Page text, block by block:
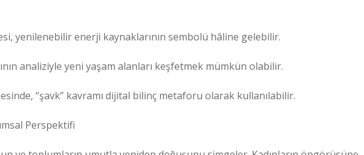
yenilenebilir enerji kaynaklarının sembolü hâline gelebilir.
analiziyle yeni yaşam alanları keşfetmek mümkün olabilir.
“şavk” kavramı dijital bilinç metaforu olarak kullanılabilir.
Perspektifi